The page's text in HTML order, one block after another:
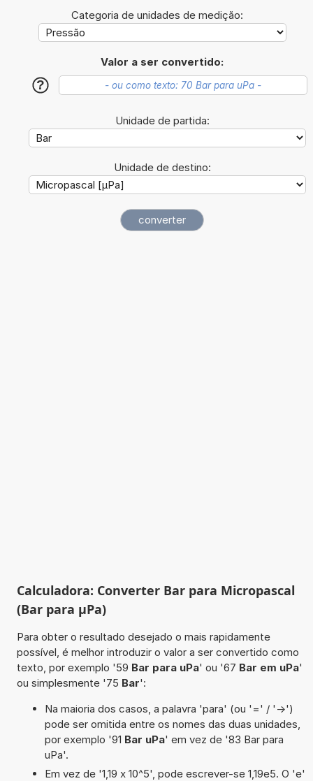
Categoria de unidades de medição:
Valor a ser convertido:
?
Unidade de partida:
Unidade de destino:
Calculadora: Converter Bar para Micropascal
(Bar para µPa)
Para obter o resultado desejado o mais rapidamente
possível, é melhor introduzir o valor a ser convertido como
texto, por exemplo '59 Bar para uPa' ou '67 Bar em uPa'
ou simplesmente '75 Bar':
Na maioria dos casos, a palavra 'para' (ou '=' / '->')
pode ser omitida entre os nomes das duas unidades,
por exemplo '91 Bar uPa' em vez de '83 Bar para
uPa'.
Em vez de '1,19 x 10^5', pode escrever-se 1,19e5. O 'e'